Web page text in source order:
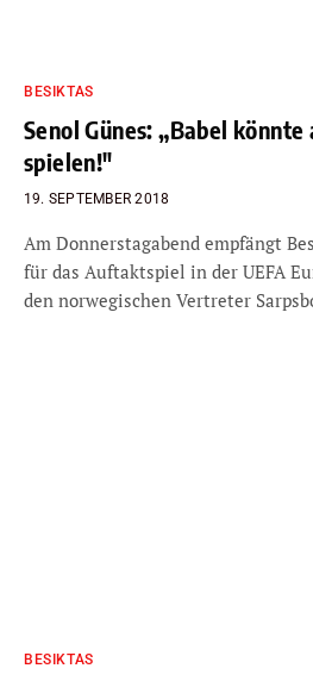
BESIKTAS
Senol Günes: „Babel
spielen!″
19. SEPTEMBER 2018
Am Donnerstagabend empfängt
für das Auftaktspiel in der UEFA
den norwegischen Vertreter
BESIKTAS